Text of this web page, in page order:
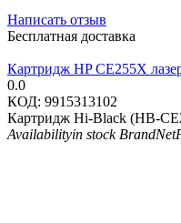
Написать отзыв
Бесплатная доставка
Картридж HP CE255X
0.0
КОД: 9915313102
Картридж Hi-Black (HB-
Availabilityin stock Brand